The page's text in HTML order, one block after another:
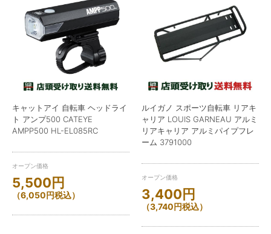
キャットアイ 自転車 ヘッドライ
ト アンプ500 CATEYE
AMPP500 HL-EL085RC
オープン価格
5,500円
（6,050円税込）
ルイガノ スポーツ自転車 リアキ
ャリア LOUIS GARNEAU アルミ
リアキャリア アルミパイプフレ
ーム 3791000
オープン価格
3,400円
（3,740円税込）